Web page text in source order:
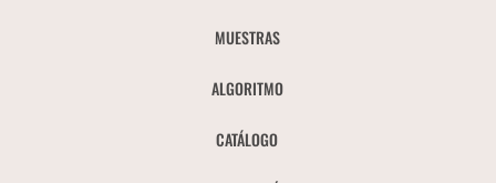
MUESTRAS
ALGORITMO
CATÁLOGO